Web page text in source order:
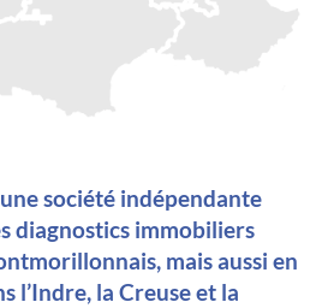
société indépendante
diagnostics immobiliers
mais aussi en
l’Indre, la Creuse et la